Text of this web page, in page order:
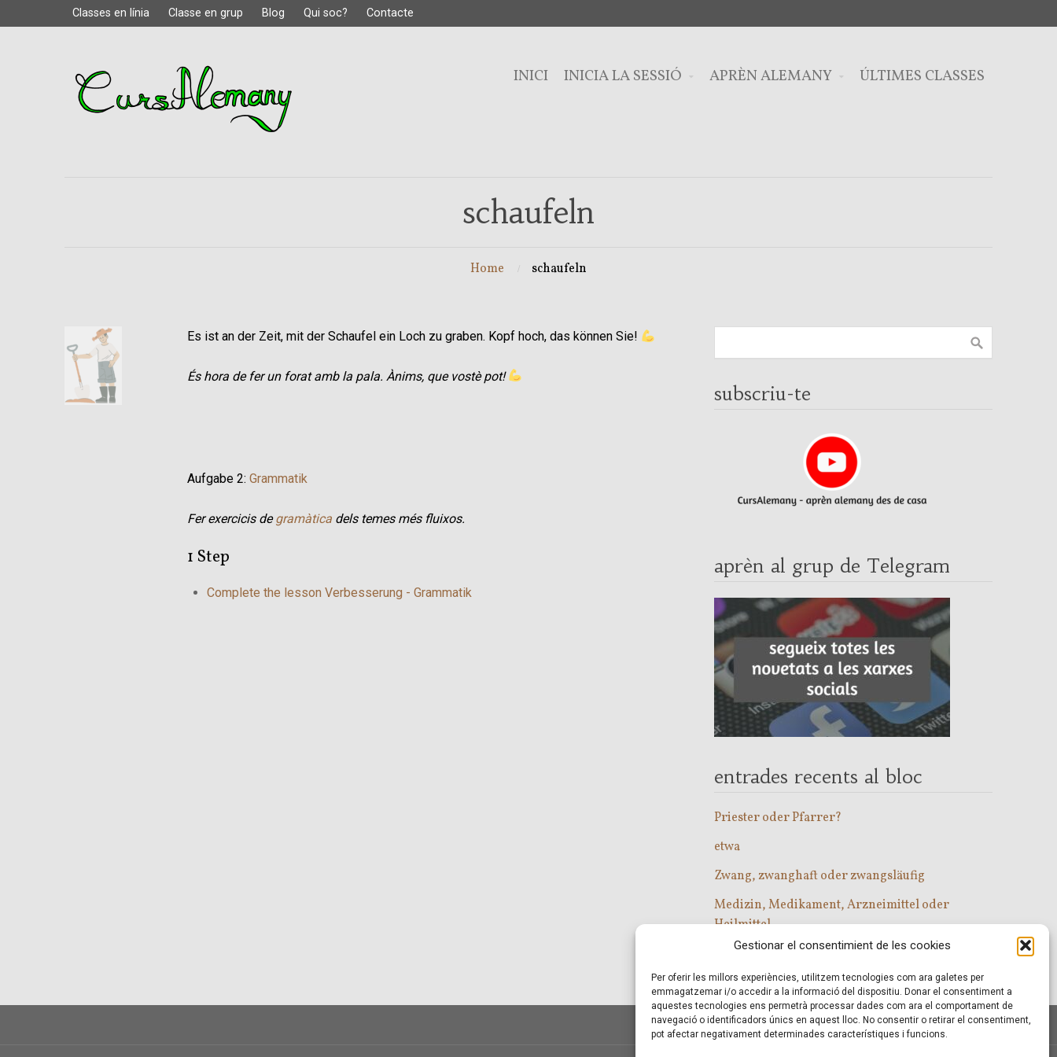
Gestionar el consentimient de les cookies
Per oferir les millors experiències, utilitzem tecnologies com ara galetes per
emmagatzemar i/o accedir a la informació del dispositiu. Donar el consentiment a
aquestes tecnologies ens permetrà processar dades com ara el comportament de
navegació o identificadors únics en aquest lloc. No consentir o retirar el consentiment,
pot afectar negativament determinades característiques i funcions.
Classes en línia Classe en grup Blog Qui soc? Contacte
INICI INICIA LA SESSIÓ APRÈN ALEMANY ÚLTIMES CLASSES
schaufeln
Home schaufeln
Es ist an der Zeit, mit der Schaufel ein Loch zu graben. Kopf hoch, das können Sie!
És hora de fer un forat amb la pala. Ànims, que vostè pot!
Aufgabe 2: Grammatik
Fer exercicis degramàtica dels temes més fluixos.
1 Step
Complete the lesson Verbesserung - Grammatik
subscriu-te
aprèn al grup de Telegram
entrades recents al bloc
Priester oder Pfarrer?
etwa
Zwang, zwanghaft oder zwangsläufig
Medizin, Medikament, Arzneimittel oder
Heilmittel
Com entrar a les classes d’alemany?